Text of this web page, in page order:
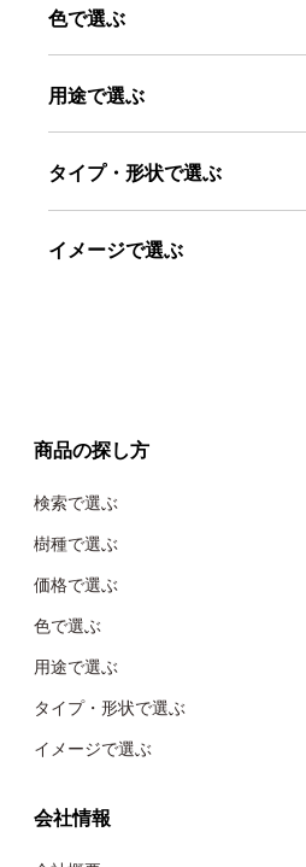
色で選ぶ
用途で選ぶ
タイプ・形状で選ぶ
イメージで選ぶ
商品の探し方
検索で選ぶ
樹種で選ぶ
価格で選ぶ
色で選ぶ
用途で選ぶ
タイプ・形状で選ぶ
イメージで選ぶ
会社情報